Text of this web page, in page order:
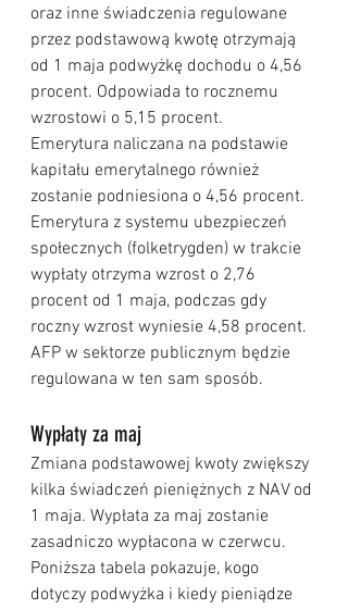
oraz inne świadczenia regulowane
przez podstawową kwotę otrzymają
od 1 maja podwyżkę dochodu o 4,56
procent. Odpowiada to rocznemu
wzrostowi o 5,15 procent.
Emerytura naliczana na podstawie
kapitału emerytalnego również
zostanie podniesiona o 4,56 procent.
Emerytura z systemu ubezpieczeń
społecznych (folketrygden) w trakcie
wypłaty otrzyma wzrost o 2,76
procent od 1 maja, podczas gdy
roczny wzrost wyniesie 4,58 procent.
AFP w sektorze publicznym będzie
regulowana w ten sam sposób.
Wypłaty za maj
Zmiana podstawowej kwoty zwiększy
kilka świadczeń pieniężnych z NAV od
1 maja. Wypłata za maj zostanie
zasadniczo wypłacona w czerwcu.
Poniższa tabela pokazuje, kogo
dotyczy podwyżka i kiedy pieniądze